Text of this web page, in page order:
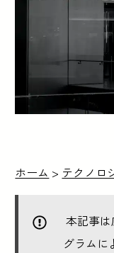
ホーム > テクノロ
本記事
グラムに